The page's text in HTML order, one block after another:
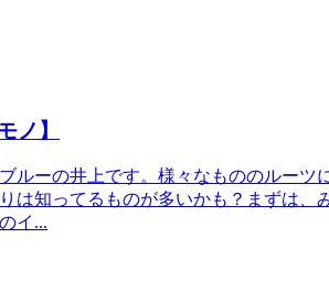
ノ】
ルーの井上です。様々なもののルーツ
は知ってるものが多いかも？まずは
イ...